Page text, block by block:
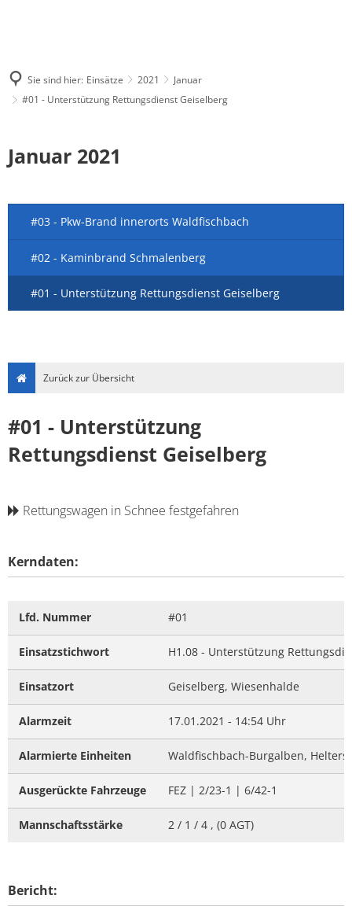
Sie sind hier: Einsätze 2021
Januar
#01 - Unterstützung Rettungsdienst Geiselberg
Januar 2021
#03 - Pkw-Brand innerorts Waldfischbach
#02 - Kaminbrand Schmalenberg
#01 - Unterstützung Rettungsdienst Geiselberg
Zurück zur Übersicht
#01 - Unterstützung
Rettungsdienst Geiselberg
Rettungswagen in Schnee festgefahren
Kerndaten:
Lfd. Nummer #01
Einsatzstichwort H1.08 - Unterstützung
Einsatzort Geiselberg, Wiesenhalde
Alarmzeit 17.01.2021 - 14:54 Uhr
Alarmierte Einheiten Waldfischbach-Burgalben,
Ausgerückte Fahrzeuge FEZ | 2/23-1 | 6/42-1
Mannschaftsstärke 2 / 1 / 4 , (0 AGT)
Bericht: